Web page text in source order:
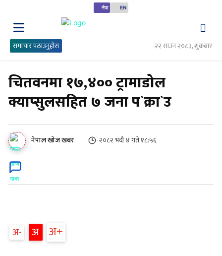
नेपा EN
समाचार पठाउनुहोस २२ साउन २०८३, शुक्रबार
चितवनमा १७,४०० ट्रामाडोल
क्याप्सुलसहित ७ जना प`क्रा`उ
नेपाल खोज खबर २०८२ भदौ ४ गते १८:५६
अ अ अ